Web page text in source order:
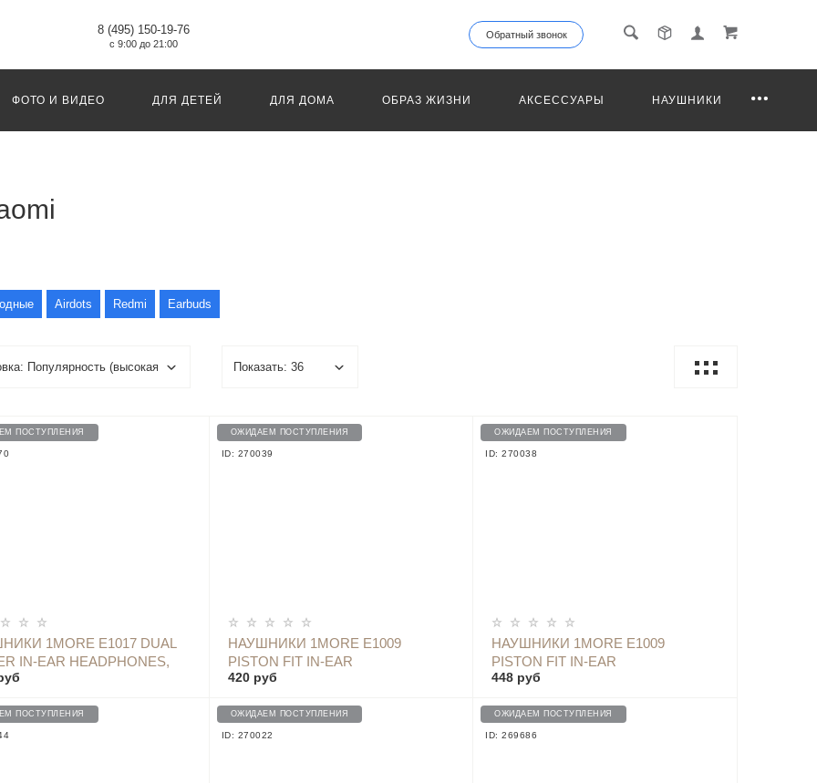
8 (495) 150-19-76
с 9:00 до 21:00
Обратный звонок
ФОТО И ВИДЕО ДЛЯ ДЕТЕЙ ДЛЯ ДОМА ОБРАЗ ЖИЗНИ АКСЕССУАРЫ НАУШНИКИ
Airdots Redmi Earbuds
ПОСТУПЛЕНИЯ
1MORE E1017 DUAL
IN-EAR HEADPHONES,
ОПОВЕСТИТЬ
ОЖИДАЕМ ПОСТУПЛЕНИЯ
ID: 270039
НАУШНИКИ 1MORE E1009
PISTON FIT IN-EAR
HEADPHONES, PINK
420 руб
ОПОВЕСТИТЬ
ОЖИДАЕМ ПОСТУПЛЕНИЯ
ID: 270038
НАУШНИКИ 1MORE E1009
PISTON FIT IN-EAR
HEADPHONES, BLUE
448 руб
ОПОВЕСТИТЬ
ПОСТУПЛЕНИЯ ОЖИДАЕМ ПОСТУПЛЕНИЯ
ID: 270022
ОЖИДАЕМ ПОСТУПЛЕНИЯ
ID: 269686